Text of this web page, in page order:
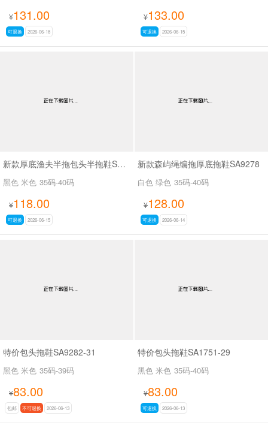
¥131.00
可退换 2026-06-18
¥133.00
可退换 2026-06-15
新款厚底渔夫半拖包头半拖鞋SA3709-2
黑色 米色 35码-40码
¥118.00
可退换 2026-06-15
新款森屿绳编拖厚底拖鞋SA9278
白色 绿色 35码-40码
¥128.00
可退换 2026-06-14
特价包头拖鞋SA9282-31
黑色 米色 35码-39码
¥83.00
包邮 不可退换 2026-06-13
特价包头拖鞋SA1751-29
黑色 米色 35码-40码
¥83.00
可退换 2026-06-13